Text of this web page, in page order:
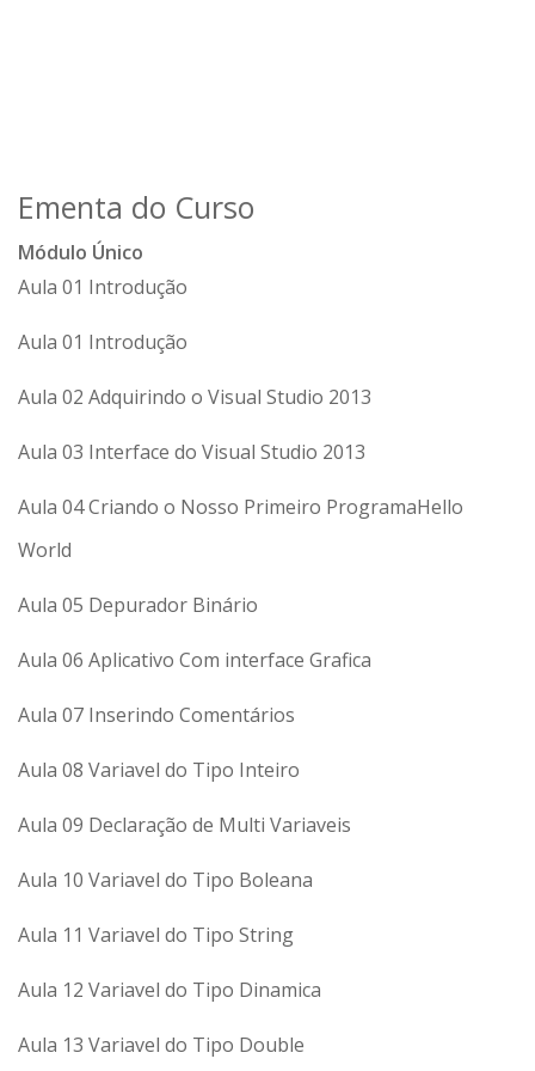
Ementa do Curso
Módulo Único
Aula 01 Introdução
Aula 01 Introdução
Aula 02 Adquirindo o Visual Studio 2013
Aula 03 Interface do Visual Studio 2013
Aula 04 Criando o Nosso Primeiro ProgramaHello
World
Aula 05 Depurador Binário
Aula 06 Aplicativo Com interface Grafica
Aula 07 Inserindo Comentários
Aula 08 Variavel do Tipo Inteiro
Aula 09 Declaração de Multi Variaveis
Aula 10 Variavel do Tipo Boleana
Aula 11 Variavel do Tipo String
Aula 12 Variavel do Tipo Dinamica
Aula 13 Variavel do Tipo Double